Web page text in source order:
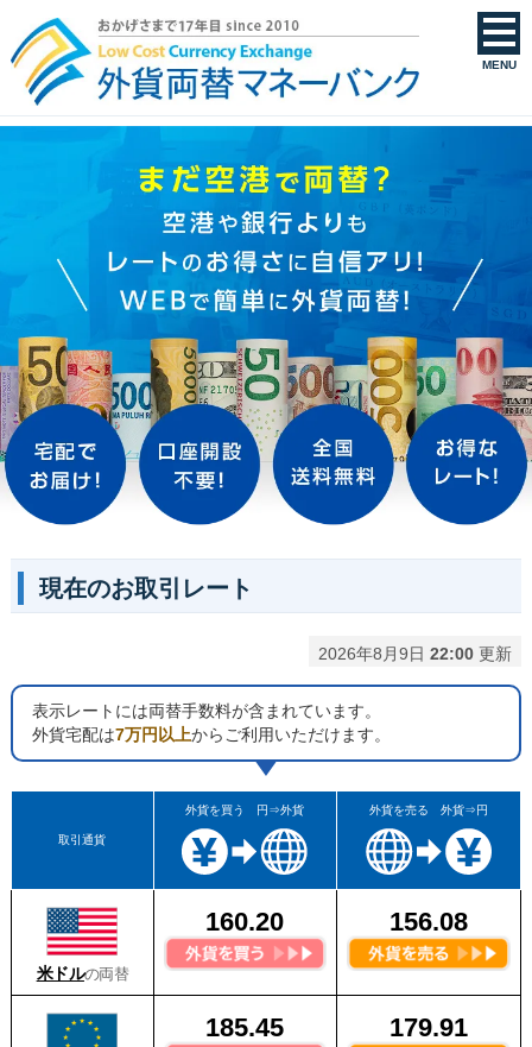
MENU
現在のお取引レート
2026年8月9日22:00 更新
表示レートには両替手数料が含まれています。
外貨宅配は7万円以上からご利用いただけます。
取引通貨
外貨を買う 円⇒外貨 外貨を売る 外貨⇒円
米ドルの両替
160.20 156.08
185.45 179.91